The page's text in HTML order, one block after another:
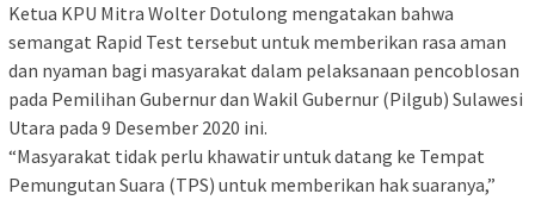
Ketua KPU Mitra Wolter Dotulong mengatakan bahwa
semangat Rapid Test tersebut untuk memberikan rasa aman
dan nyaman bagi masyarakat dalam pelaksanaan pencoblosan
pada Pemilihan Gubernur dan Wakil Gubernur (Pilgub) Sulawesi
Utara pada 9 Desember 2020 ini.
“Masyarakat tidak perlu khawatir untuk datang ke Tempat
Pemungutan Suara (TPS) untuk memberikan hak suaranya,”